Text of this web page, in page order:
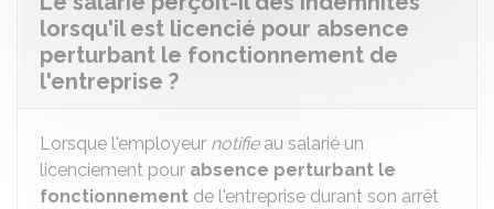
lorsqu'il est licencié pour absence
perturbant le fonctionnement de
l'entreprise ?
Lorsque l'employeur notifieau salarié un
licenciement pour absence perturbant le
fonctionnement de l'entreprise durant son arrêt